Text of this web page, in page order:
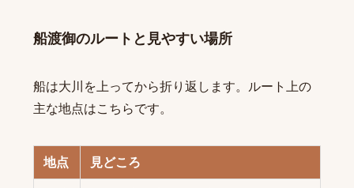
船渡御のルートと見やすい場所
船は大川を上ってから折り返します。ルート上の
主な地点はこちらです。
地点 見どころ